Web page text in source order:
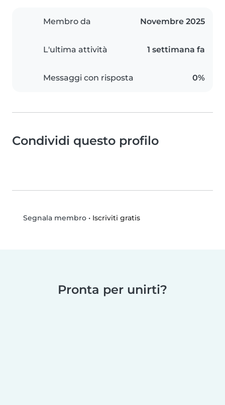
Membro da Novembre 2025
L'ultima attività 1 settimana fa
Messaggi con risposta 0%
Condividi questo profilo
Segnala membro• Iscriviti gratis
Pronta per unirti?